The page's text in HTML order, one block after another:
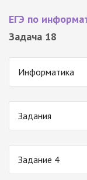
ЕГЭ по
Задача 18
Информатика
Задания
Задание 4